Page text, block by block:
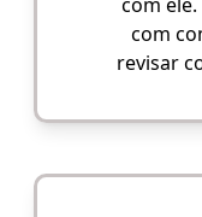
com
revisar